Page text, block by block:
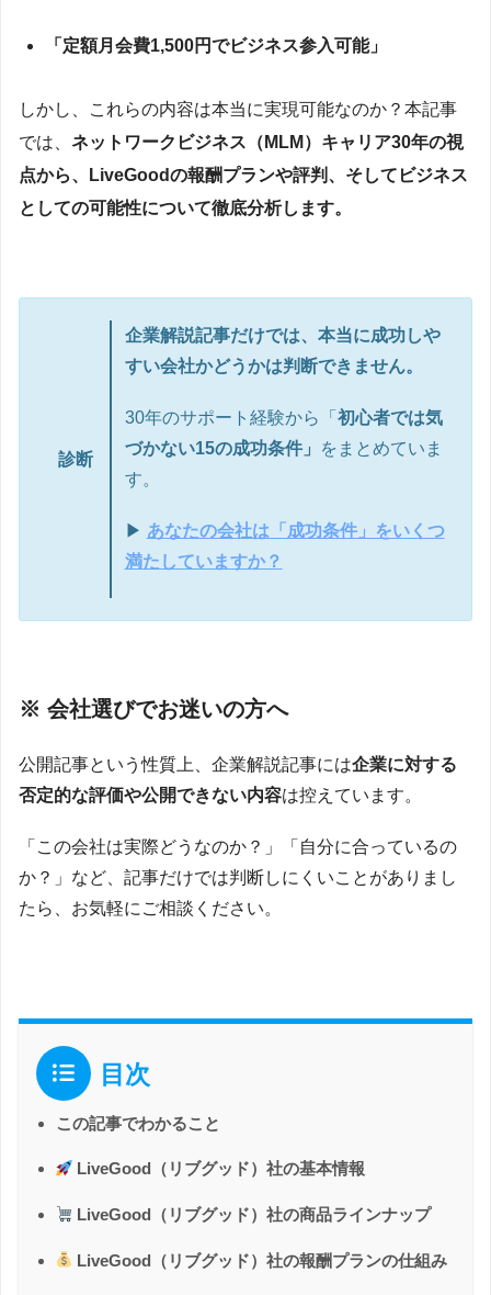
「定額月会費1,500円でビジネス参入可能」
しかし、これらの内容は本当に実現可能なのか？本記事
では、 ネットワークビジネス（MLM）キャリア30年の視
点から、LiveGoodの報酬プランや評判、そしてビジネス
としての可能性について徹底分析します。
診断
企業解説記事だけでは、本当に成功しや
すい会社かどうかは判断できません。
30年のサポート経験から「 初心者では気
づかない15の成功条件」
をまとめていま
す。
▶ あなたの会社は「成功条件」をいくつ
満たしていますか？
※ 会社選びでお迷いの方へ
公開記事という性質上、企業解説記事には企業に対する
否定的な評価や公開できない内容は控えています。
「この会社は実際どうなのか？」「自分に合っているの
か？」など、記事だけでは判断しにくいことがありまし
たら、お気軽にご相談ください。
目次
この記事でわかること
LiveGood（リブグッド）社の基本情報
LiveGood（リブグッド）社の商品ラインナップ
LiveGood（リブグッド）社の報酬プランの仕組み